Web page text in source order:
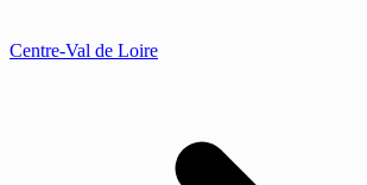
Centre-Val de Loire